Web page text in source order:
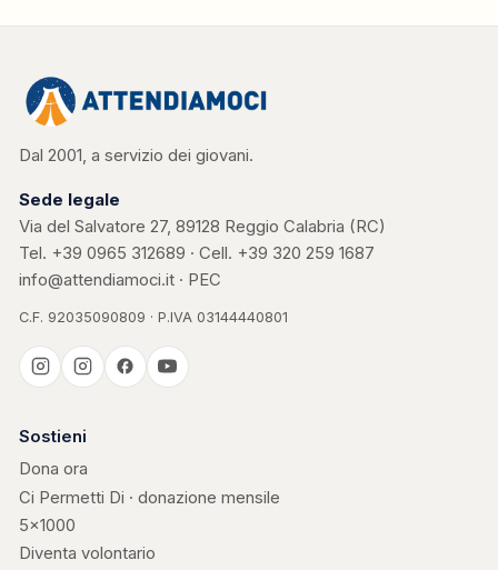
Dal 2001, a servizio dei giovani.
Sede legale
Via del Salvatore 27, 89128 Reggio Calabria (RC)
Tel. +39 0965 312689 · Cell. +39 320 259 1687
info@attendiamoci.it · PEC
C.F. 92035090809 · P.IVA 03144440801
Casa Kerigma
Sostieni
Dona ora
Ci Permetti Di · donazione mensile
5×1000
Diventa volontario